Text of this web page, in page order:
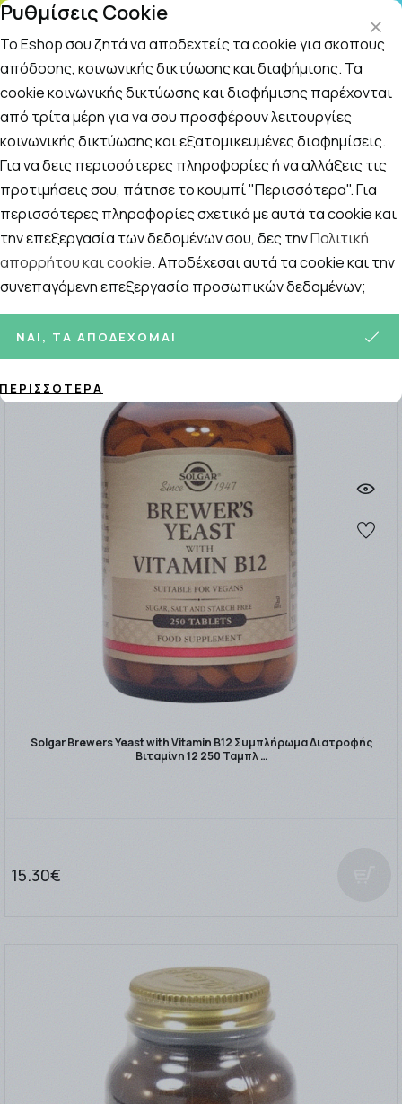
ΤΗΛΕΦΩΝΙΚΟ ΚΕΝΤΡΟ: Δευτ.-Παρασκευή 09:00-14:00 και Σάββατο
09:00-14:00
Αναζήτηση
Αρχική / ΣΥΜΠΛΗΡΩΜΑΤΑ ΔΙΑΤΡΟΦΗΣ / Ειδικά Συμπληρώματα
Άγχος Στρες & Ψυχολογία
Ταξινόμηση Προβολή
22ΠΡΟΪΌΝΤΑ
Solgar Brewers Yeast with Vitamin B12 Συμπλήρωμα Διατροφής
Βιταμίνη 12 250 Ταμπλ …
15.30€
Ρυθμίσεις Cookie
Το Eshop σου ζητά να αποδεχτείς τα cookie για σκοπούς
απόδοσης, κοινωνικής δικτύωσης και διαφήμισης. Τα
cookie κοινωνικής δικτύωσης και διαφήμισης παρέχονται
από τρίτα μέρη για να σου προσφέρουν λειτουργίες
κοινωνικής δικτύωσης και εξατομικευμένες διαφημίσεις.
Για να δεις περισσότερες πληροφορίες ή να αλλάξεις τις
προτιμήσεις σου, πάτησε το κουμπί "Περισσότερα". Για
περισσότερες πληροφορίες σχετικά με αυτά τα cookie και
την επεξεργασία των δεδομένων σου, δες τηνΠολιτική
απορρήτου και cookie. Αποδέχεσαι αυτά τα cookie και την
συνεπαγόμενη επεξεργασία προσωπικών δεδομένων;
ΝΑΙ, ΤΑ ΑΠΟΔΈΧΟΜΑΙ
ΠΕΡΙΣΣΌΤΕΡΑ